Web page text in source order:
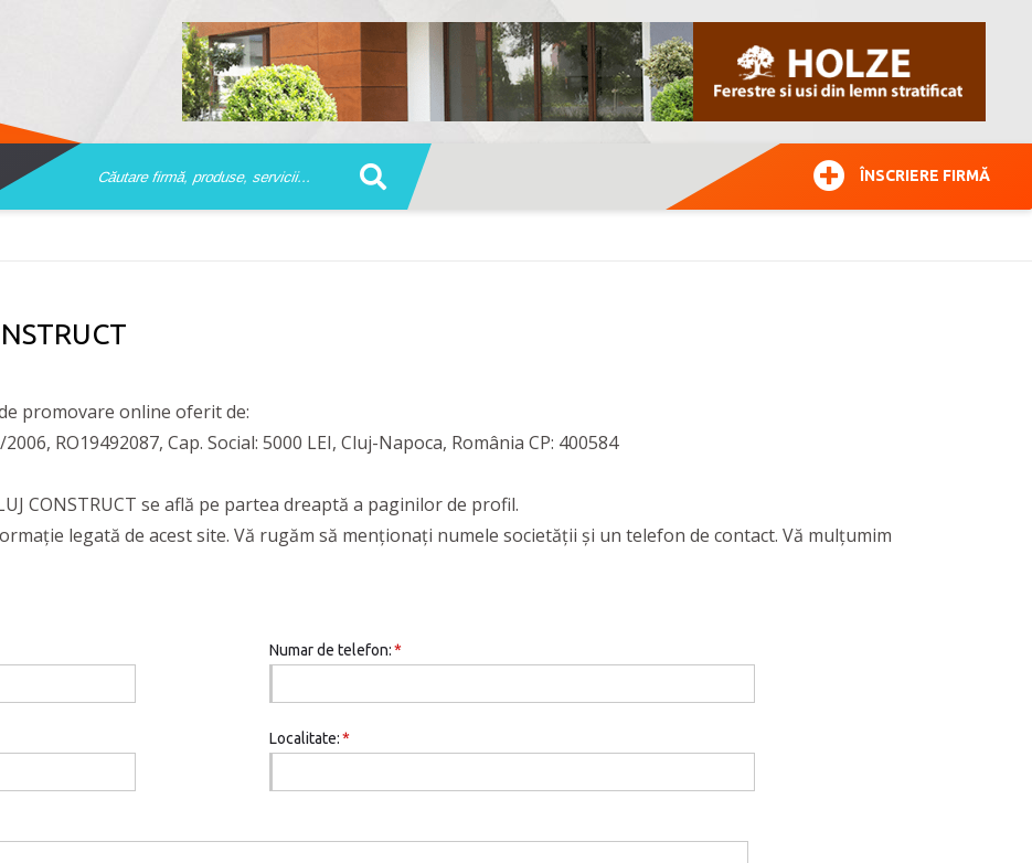
ÎNSCRIERE FIRMĂ
promovare online oferit de:
RO19492087, Cap. Social: 5000 LEI, Cluj-Napoca, România CP: 400584
CONSTRUCT se află pe partea dreaptă a paginilor de profil.
legată de acest site. Vă rugăm să menţionaţi numele societăţii şi un telefon de contact. Vă mulţumim
Numar de telefon:*
Localitate:*